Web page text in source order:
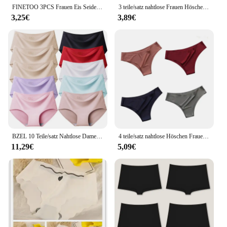
FINETOO 3PCS Frauen Eis Seide Nahtlose Unterhosen Höschen Sexy V-Taille Sport Tangas Low Rise 10 Soild Farben atmungsaktive G-string
3,25€
3 teile/satz nahtlose Frauen Höschen V-Taille Slips sexy niedrige Unterwäsche für Frauen 10 einfarbige ultra dünne atmungsaktive Dessous
3,89€
BZEL 10 Teile/satz Nahtlose Damen Höschen Atmungsaktive Bequeme Unterwäsche Seide Satin Slips Gemütliche Dessous Sport Unterhosen M-4XL
11,29€
4 teile/satz nahtlose Höschen Frauen sexy Unterwäsche Eis Seide Unterhose niedrige Taille G-String weibliche weiche feste ultra dünne Slips
5,09€